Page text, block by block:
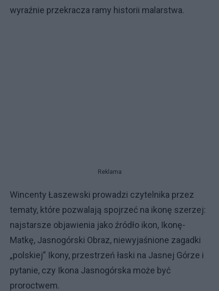
wyraźnie przekracza ramy historii malarstwa.
Reklama
Wincenty Łaszewski prowadzi czytelnika przez
tematy, które pozwalają spojrzeć na ikonę szerzej:
najstarsze objawienia jako źródło ikon, Ikonę-
Matkę, Jasnogórski Obraz, niewyjaśnione zagadki
„polskiej” Ikony, przestrzeń łaski na Jasnej Górze i
pytanie, czy Ikona Jasnogórska może być
proroctwem.